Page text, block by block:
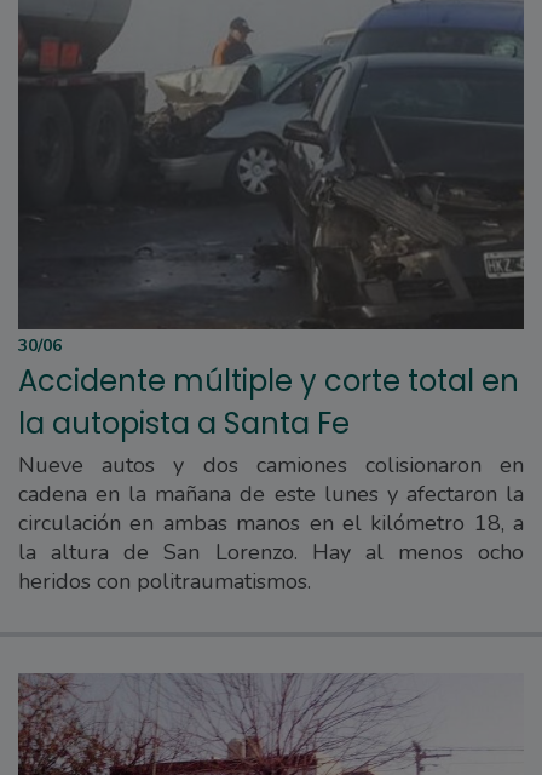
30/06
Accidente múltiple y corte total en
la autopista a Santa Fe
Nueve autos y dos camiones colisionaron en
cadena en la mañana de este lunes y afectaron la
circulación en ambas manos en el kilómetro 18, a
la altura de San Lorenzo. Hay al menos ocho
heridos con politraumatismos.